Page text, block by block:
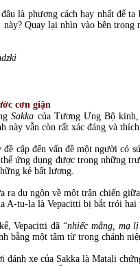
là phương cách hay nhất để
này? Quay lại nhìn vào bên
cơn giận
Sakka của Tương Ưng Bộ
này vẫn còn rất xác đáng và
đề cập đến vấn đề một người có
ứng dụng được trong những
kẻ bất lương.
ra dụ ngôn về một trận chiến
A-tu-la là Vepacitti bị bắt trói hai
Vepacitti đã “nhiếc mắng, mạ
bằng một tâm từ trong chánh
đánh xe của Sakka là Matali